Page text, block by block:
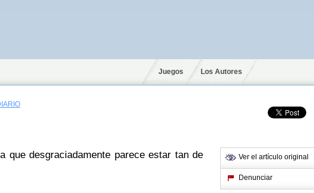
Juegos Los Autores
que desgraciadamente parece estar tan de
Ver el artículo original
Denunciar